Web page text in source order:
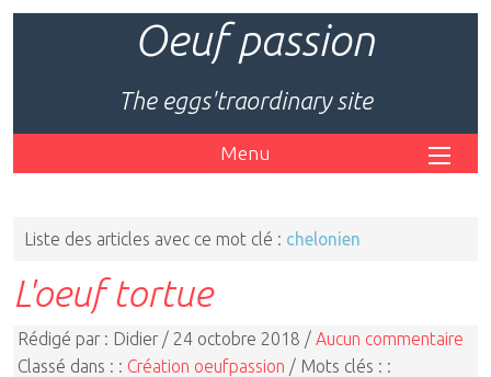
Oeuf passion
The eggs'traordinary site
Menu
Liste des articles avec ce mot clé : chelonien
L'oeuf tortue
Rédigé par : Didier / 24 octobre 2018 / Aucun commentaire
Classé dans : : Création oeufpassion / Mots clés : :